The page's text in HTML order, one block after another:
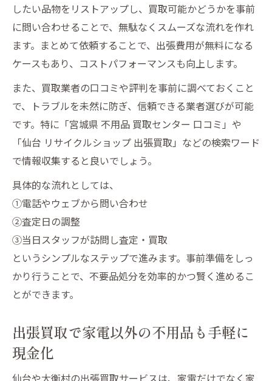
したい品物をリストアップし、買取可能かどうかを事前
に問い合わせることで、無駄なくスムーズな流れを作れ
ます。まとめて依頼することで、出張費用が無料になる
ケースもあり、コストパフォーマンスも向上します。
また、買取業者の口コミや評判を事前に調べておくこと
で、トラブルを未然に防ぎ、信頼できる業者選びが可能
です。特に「宮城県 不用品 買取センター 口コミ」や
「仙台 リサイクルショップ 出張買取」などの検索ワード
で情報収集すると良いでしょう。
具体的な流れとしては、
①電話やウェブから問い合わせ
②査定日の調整
③当日スタッフが訪問し査定・買取
というシンプルなステップで進みます。事前準備をしっ
かり行うことで、不要品処分を効率的かつ賢く進めるこ
とができます。
出張買取で家電以外の不用品も手軽に
現金化
仙台や大衡村の出張買取サービスは、家電だけでなく家